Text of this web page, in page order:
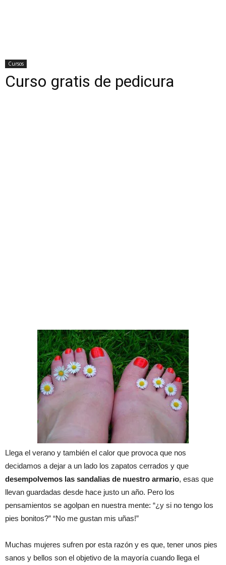
Cursos
Curso gratis de pedicura
Llega el verano y también el calor que provoca que nos
decidamos a dejar a un lado los zapatos cerrados y que
desempolvemos las sandalias de nuestro armario, esas que
llevan guardadas desde hace justo un año. Pero los
pensamientos se agolpan en nuestra mente: “¿y si no tengo los
pies bonitos?” “No me gustan mis uñas!”
Muchas mujeres sufren por esta razón y es que, tener unos pies
sanos y bellos son el objetivo de la mayoría cuando llega el